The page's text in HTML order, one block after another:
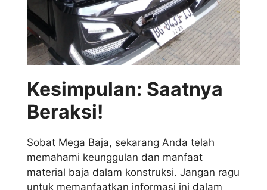
Kesimpulan: Saatnya
Beraksi!
Sobat Mega Baja, sekarang Anda telah
memahami keunggulan dan manfaat
material baja dalam konstruksi. Jangan ragu
untuk memanfaatkan informasi ini dalam